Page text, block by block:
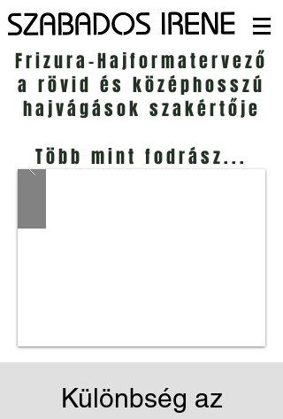
Frizura-Hajformatervező
a rövid és középhosszú
hajvágások szakértője
Több mint fodrász...
Különbség az